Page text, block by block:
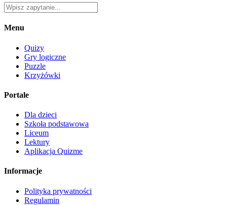
Menu
Quizy
Gry logiczne
Puzzle
Krzyżówki
Portale
Dla dzieci
Szkoła podstawowa
Liceum
Lektury
Aplikacja Quizme
Informacje
Polityka prywatności
Regulamin